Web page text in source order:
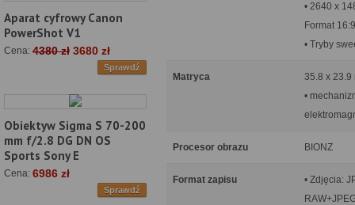
Aparat cyfrowy Canon
PowerShot V1
Cena: 4380 zł 3680 zł
Sprawdź
Obiektyw Sigma S 70-200
mm f/2.8 DG DN OS
Sports Sony E
Cena: 6986 zł
Sprawdź
• 2640 x
Format
• Tryby
Matryca
35.8 x 23.9
•
Procesor obrazu BIONZ
Format zapisu
• Zdjęcia: